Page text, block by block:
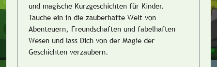
und magische Kurzgeschichten für Kinder.
Tauche ein in die zauberhafte Welt von
Abenteuern, Freundschaften und fabelhaften
Wesen und lass Dich von der Magie der
Geschichten verzaubern.